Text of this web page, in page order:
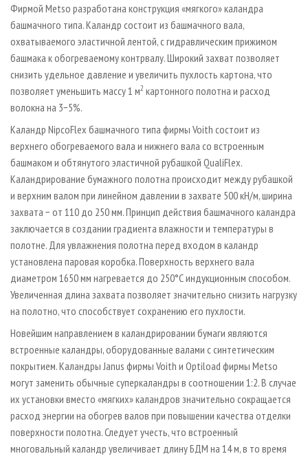
Фирмой Metso разработана конструкция «мягкого» каландра
башмачного типа. Каландр состоит из башмачного вала,
охватываемого эластичной лентой, с гидравлическим прижимом
башмака к обогреваемому контрвалу. Широкий захват позволяет
снизить удельное давление и увеличить пухлость картона, что
позволяет уменьшить массу 1 м2 картонного полотна и расход
волокна на 3−5%.
Каландр NipcoFlex башмачного типа фирмы Voith состоит из
верхнего обогреваемого вала и нижнего вала со встроенным
башмаком и обтянутого эластичной рубашкой QualiFlex.
Каландрирование бумажного полотна происходит между рубашкой
и верхним валом при линейном давлении в захвате 500 кН/м, ширина
захвата − от 110 до 250 мм. Принцип действия башмачного каландра
заключается в создании градиента влажности и температуры в
полотне. Для увлажнения полотна перед входом в каландр
установлена паровая коробка. Поверхность верхнего вала
диаметром 1650 мм нагревается до 250°С индукционным способом.
Увеличенная длина захвата позволяет значительно снизить нагрузку
на полотно, что способствует сохранению его пухлости.
Новейшим направлением в каландрировании бумаги являются
встроенные каландры, оборудованные валами с синтетическим
покрытием. Каландры Janus фирмы Voith и Optiload фирмы Metso
могут заменить обычные суперкаландры в соотношении 1:2. В случае
их установки вместо «мягких» каландров значительно сокращается
расход энергии на обогрев валов при повышении качества отделки
поверхности полотна. Следует учесть, что встроенный
многовальный каландр увеличивает длину БДМ на 14 м, в то время